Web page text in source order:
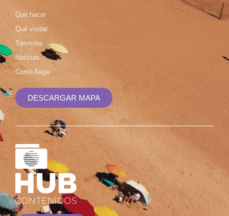
Qué hacer
Qué visitar
Servicios
Noticias
Cómo llegar
DESCARGAR MAPA